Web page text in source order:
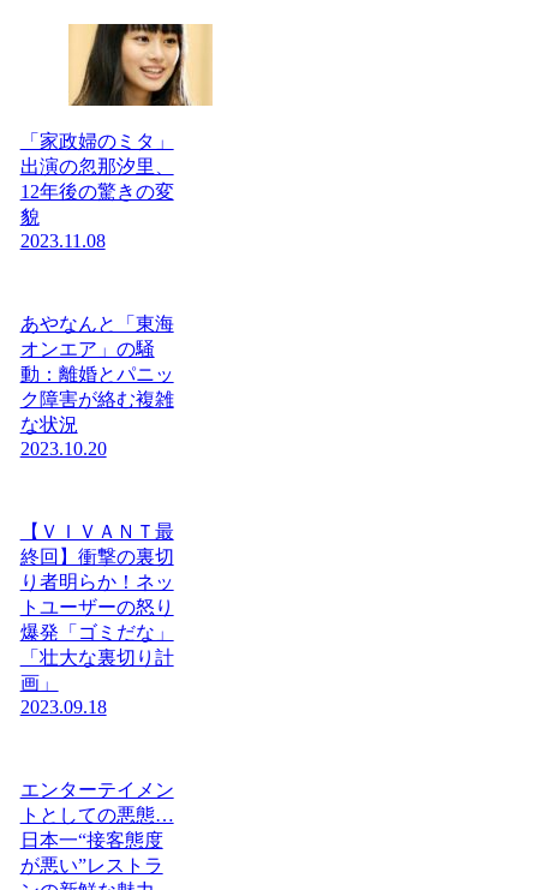
「家政婦のミタ」
出演の忽那汐里、
12年後の驚きの変
貌
2023.11.08
あやなんと「東海
オンエア」の騒
動：離婚とパニッ
ク障害が絡む複雑
な状況
2023.10.20
【ＶＩＶＡＮＴ最
終回】衝撃の裏切
り者明らか！ネッ
トユーザーの怒り
爆発「ゴミだな」
「壮大な裏切り計
画」
2023.09.18
エンターテイメン
トとしての悪態…
日本一“接客態度
が悪い”レストラ